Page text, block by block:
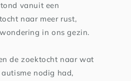
vanuit een
naar meer rust,
in ons gezin.
de zoektocht naar wat
nodig had,